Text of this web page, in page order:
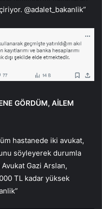
@adalet_bakanlik”
GÖRDÜM, AİLEM
hastanede iki avukat,
söyleyerek durumla
Gazi Arslan,
TL kadar yüksek